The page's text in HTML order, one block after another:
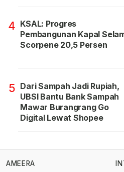
4 KSAL: Progres
Pembangunan Kapal
Scorpene 20,5 Persen
5 Dari Sampah Jadi Rupiah,
UBSI Bantu Bank Sampah
Mawar Burangrang Go
Digital Lewat Shopee
AMEERA